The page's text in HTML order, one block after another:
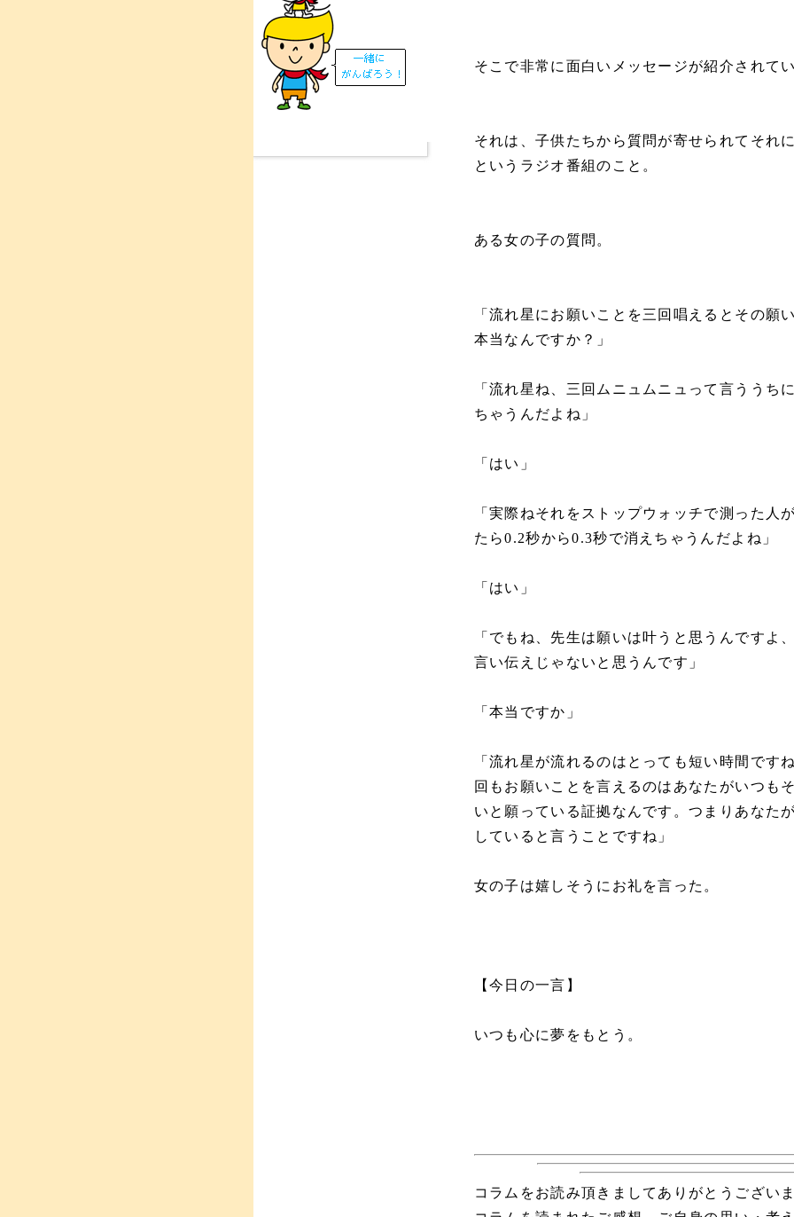
そこで非常に面白いメッセージが紹介されて
それは、子供たちから質問が寄せられてそれ
というラジオ番組のこと。
ある女の子の質問。
「流れ星にお願いことを三回唱えるとその願
本当なんですか？」
「流れ星ね、三回ムニュムニュって言ううち
ちゃうんだよね」
「はい」
「実際ねそれをストップウォッチで測った人
たら0.2秒から0.3秒で消えちゃうんだよね」
「はい」
「でもね、先生は願いは叶うと思うんですよ
言い伝えじゃないと思うんです」
「本当ですか」
「流れ星が流れるのはとっても短い時間です
回もお願いことを言えるのはあなたがいつも
いと願っている証拠なんです。つまりあなた
していると言うことですね」
女の子は嬉しそうにお礼を言った。
【今日の一言】
いつも心に夢をもとう。
コラムをお読み頂きましてありがとうござい